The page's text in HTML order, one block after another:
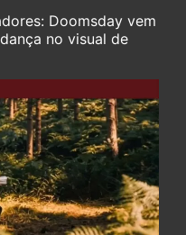
Doomsday vem
no visual de